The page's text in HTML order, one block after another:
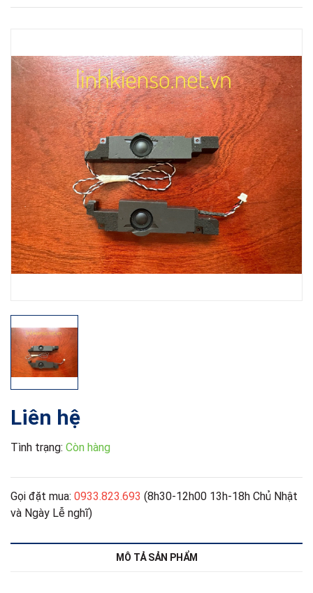
Liên hệ
Tình trạng: Còn hàng
Gọi đặt mua: 0933.823.693 (8h30-12h00 13h-18h Chủ Nhật
và Ngày Lễ nghĩ)
MÔ TẢ SẢN PHẨM